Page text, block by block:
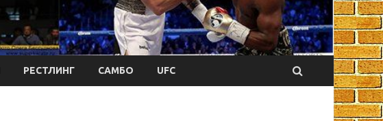
РЕСТЛИНГ САМБО UFC